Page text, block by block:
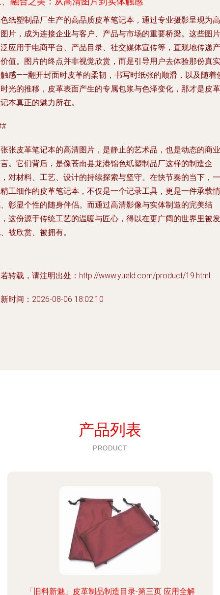
纸塑制品厂生产的高品质皮革笔记本，通过专业摄影呈现为高
片，成为连接企业与客户、产品与市场的重要桥梁。这些图片
应用于电商平台、产品目录、社交媒体宣传等，直观地传递产
值。图片的终点并非视觉欣赏，而是引导用户去体验那份真实
感——翻开封面时皮革的柔韧，书写时纸张的顺滑，以及随着
光的推移，皮革表面产生的专属包浆与色泽变化，那才是皮革
本真正的魅力所在。
张皮革笔记本的高清图片，是静止的艺术品，也是动态的商业
。它们背后，是像苍南县龙港锦色纸塑制品厂这样的制造企
对材料、工艺、设计的持续探索与坚守。在快节奏的当下，一
工细作的皮革笔记本，不仅是一个记录工具，更是一件承载情
彰显个性的随身伴侣。而通过高清影像与实体制造的完美结
这份源于传统工艺的温暖与匠心，得以在更广阔的世界里被发
被欣赏、被拥有。
转载，请注明出处：http://www.yueld.com/product/19.html
时间：2026-08-06 18:02:10
产品列表
PRODUCT
「旧料新魅」皮革制品制造目录-第三页 应用全解